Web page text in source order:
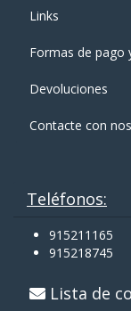
Links
Formas de pago
Devoluciones
Contacte con
Teléfonos:
915211165
915218745
Lista de